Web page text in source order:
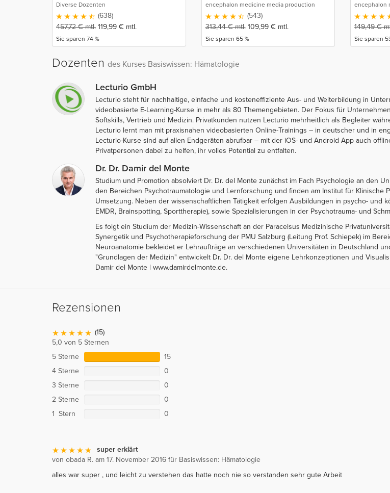
Diverse Dozenten
(638)
457,72€mtl. 119,99 € mtl.
Sie sparen 74 %
encephalon medicine media production
GmbH
(543)
313,44€mtl. 109,99 € mtl.
Sie sparen 65 %
encephalon
GmbH
149,49€
Sie sparen
Dozenten des Kurses Basiswissen: Hämatologie
Lecturio GmbH
Lecturio steht für nachhaltige, einfache und kosteneffiziente Aus- und Weiterbildung in
videobasierte E-Learning-Kurse in mehr als 80 Themengebieten. Der Fokus für
Softskills, Vertrieb und Medizin. Privatkunden nutzen Lecturio mehrheitlich als Begleiter
Lecturio lernt man mit praxisnahen videobasierten Online-Trainings – in deutscher und in
Lecturio-Kurse sind auf allen Endgeräten abrufbar – mit der iOS- und Android App auch
Privatpersonen dabei zu helfen, ihr volles Potential zu entfalten.
Dr. Dr. Damir del Monte
Studium und Promotion absolviert Dr. Dr. del Monte zunächst im Fach Psychologie an den
den Bereichen Psychotraumatologie und Lernforschung und finden am Institut für Klinische
Umsetzung. Neben der wissenschaftlichen Tätigkeit erfolgen Ausbildungen in psycho- und
EMDR, Brainspotting, Sporttherapie), sowie Spezialisierungen in der Psychotrauma- und
Es folgt ein Studium der Medizin-Wissenschaft an der Paracelsus Medizinische
Synergetik und Psychotherapieforschung der PMU Salzburg (Leitung Prof. Schiepek) im
Neuroanatomie bekleidet er Lehraufträge an verschiedenen Universitäten in Deutschland
"Grundlagen der Medizin" entwickelt Dr. Dr. del Monte eigene Lehrkonzeptionen und
Damir del Monte | www.damirdelmonte.de.
Rezensionen
(15)
5,0 von 5 Sternen
5 Sterne
15
4 Sterne
0
3 Sterne
0
2 Sterne
0
1 Stern
0
super erklärt
von obada R. am 17. November 2016 für Basiswissen: Hämatologie
alles war super , und leicht zu verstehen das hatte noch nie so verstanden sehr gute Arbeit